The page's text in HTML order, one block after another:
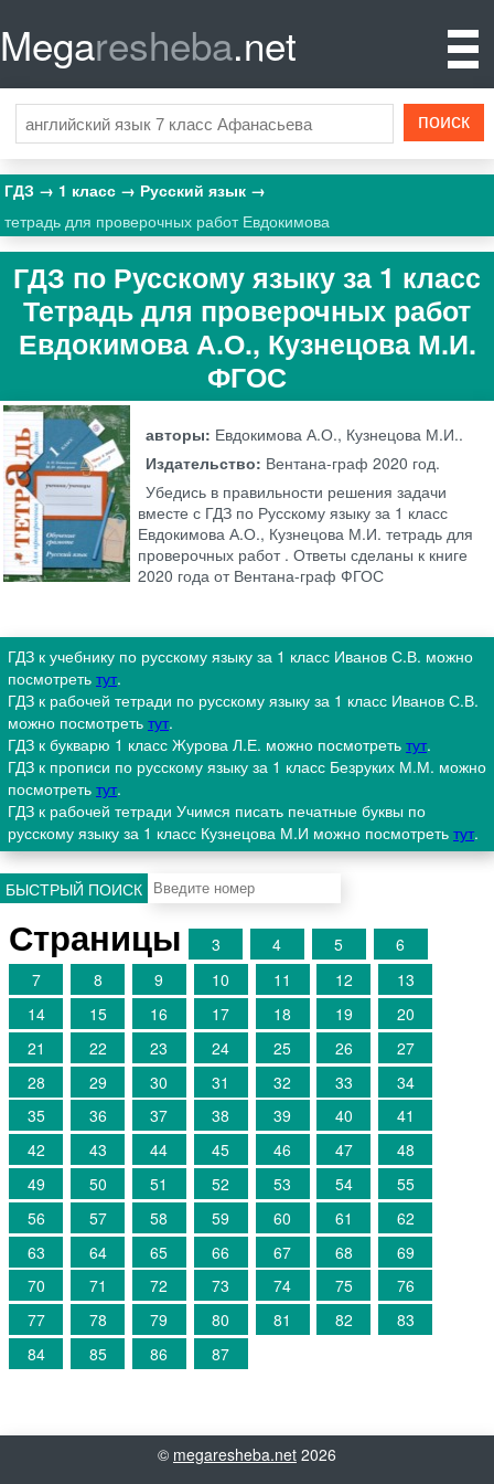
Megaresheba.net
ГДЗ 1 класс
Русский язык
тетрадь для проверочных работ Евдокимова
ГДЗ по Русскому языку за 1 класс
Тетрадь для проверочных работ
Евдокимова А.О., Кузнецова М.И.
ФГОС
авторы: Евдокимова А.О., Кузнецова М.И..
Издательство: Вентана-граф 2020 год.
Убедись в правильности решения задачи
вместе с ГДЗ по Русскому языку за 1 класс
Евдокимова А.О., Кузнецова М.И. тетрадь для
проверочных работ . Ответы сделаны к книге
2020 года от Вентана-граф ФГОС
ГДЗ к учебнику по русскому языку за 1 класс Иванов С.В. можно
посмотреть тут.
ГДЗ к рабочей тетради по русскому языку за 1 класс Иванов С.В.
можно посмотреть тут.
ГДЗ к букварю 1 класс Журова Л.Е. можно посмотреть тут.
ГДЗ к прописи по русскому языку за 1 класс Безруких М.М. можно
посмотреть тут.
ГДЗ к рабочей тетради Учимся писать печатные буквы по
русскому языку за 1 класс Кузнецова М.И можно посмотреть тут.
БЫСТРЫЙ ПОИСК
Страницы 3 4 5
6
7
8 9 10 11 12
13
14
15 16 17 18 19
20
21
22 23 24 25 26
27
28
29 30 31 32 33
34
35
36 37 38 39 40
41
42
43 44 45 46 47
48
49
50 51 52 53 54
55
56
57 58 59 60 61
62
63
64 65 66 67 68
69
70
71 72 73 74 75
76
77
78 79 80 81 82
83
84
85 86 87